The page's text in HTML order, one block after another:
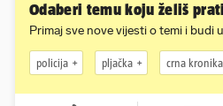
Odaberi temu koju želiš
Primaj sve nove vijesti o temi i budi
policija pljačka crna kronika